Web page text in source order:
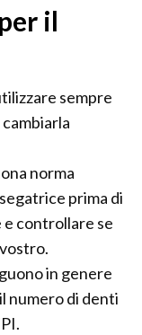
il
sempre
norma
prima di
controllare se
in genere
numero di denti